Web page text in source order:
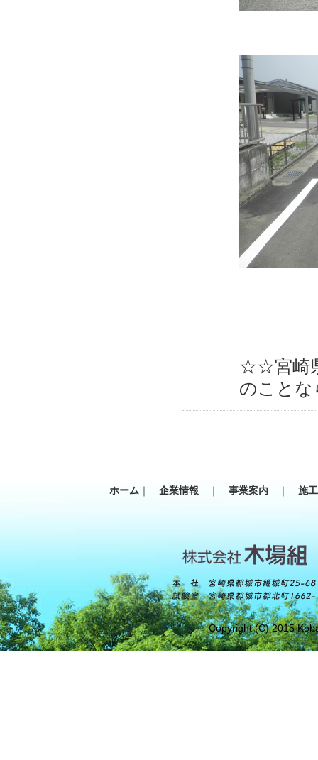
☆☆宮崎
のこと
ホーム ｜ 企業情報 ｜ 事業案内 ｜ 施
Copyright (C) 2015